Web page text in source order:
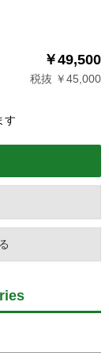
￥49,500
税抜 ￥45,000
す